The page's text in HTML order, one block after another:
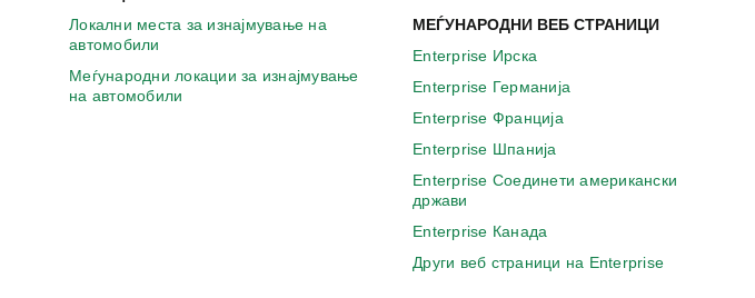
Локални места за изнајмување на
автомобили
Меѓународни локации за изнајмување
на автомобили
МЕЃУНАРОДНИ ВЕБ СТРАНИЦИ
Enterprise Ирска
Enterprise Германија
Enterprise Франција
Enterprise Шпанија
Enterprise Соединети американски
држави
Enterprise Канада
Други веб страници на Enterprise